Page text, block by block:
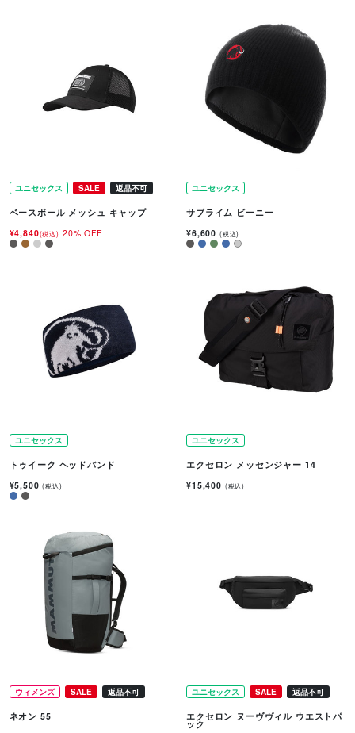
ユニセックス SALE 返品不可
ベースボール メッシュ キャップ
¥4,840(税込) 20% OFF
ユニセックス
サブライム ビーニー
¥6,600 (税込)
ユニセックス
トゥイーク ヘッドバンド
¥5,500(税込)
ユニセックス
エクセロン メッセンジャー 14
¥15,400 (税込)
ウィメンズ SALE 返品不可
ネオン 55
ユニセックス SALE 返品不可
エクセロン ヌーヴヴィル ウエストパ
ック